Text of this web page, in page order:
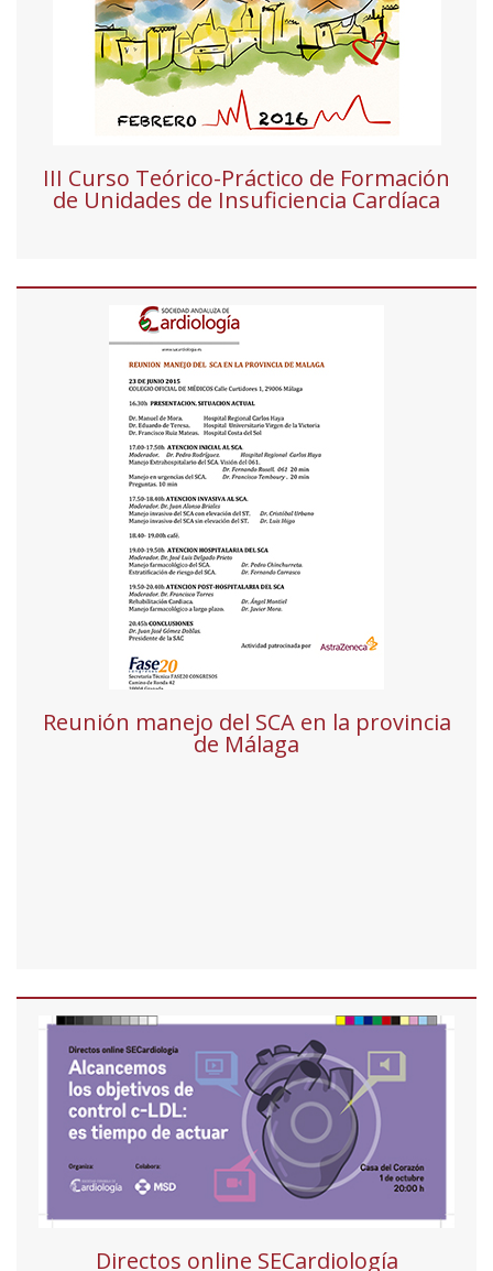
III Curso Teórico-Práctico de Formación
de Unidades de Insuficiencia Cardíaca
Reunión manejo del SCA en la provincia
de Málaga
Directos online SECardiología